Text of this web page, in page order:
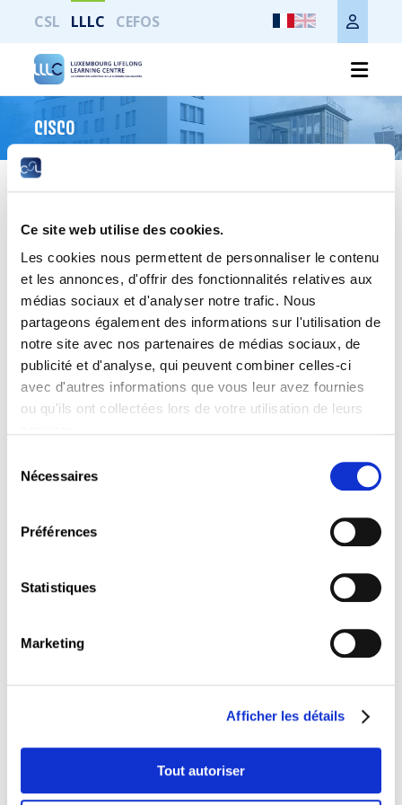
Ce site web utilise des cookies.
Les cookies nous permettent de personnaliser le contenu
et les annonces, d'offrir des fonctionnalités relatives aux
médias sociaux et d'analyser notre trafic. Nous
partageons également des informations sur l'utilisation de
notre site avec nos partenaires de médias sociaux, de
publicité et d'analyse, qui peuvent combiner celles-ci
avec d'autres informations que vous leur avez fournies
ou qu'ils ont collectées lors de votre utilisation de leurs
Nécessaires
Préférences
Statistiques
Marketing
Afficher les détails
Tout autoriser
CSL LLLC CEFOS
CISCOCisco Networking Academy
In-person daytime courses
Free e-learning courses